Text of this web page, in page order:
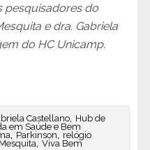
pesquisadores do
e dra. Gabriela
do HC Unicamp.
Castellano, Hub de
em Saúde e Bem
, Parkinson, relógio
, Viva Bem